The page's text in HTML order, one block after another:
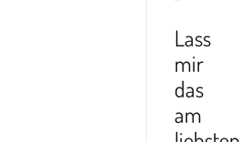
Lass
mir
das
am